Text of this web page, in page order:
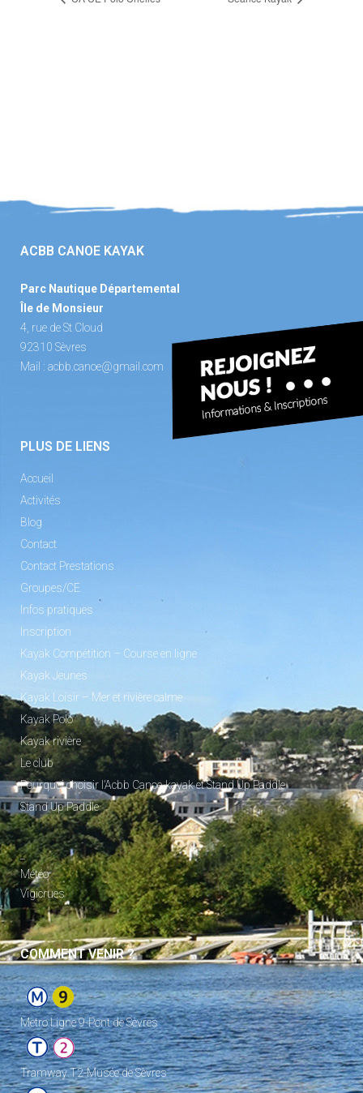
ACBB CANOE KAYAK
Parc Nautique Départemental
Île de Monsieur
4, rue de St Cloud
92310 Sèvres
Mail : acbb.canoe@gmail.com
PLUS DE LIENS
Accueil
Activités
Blog
Contact
Contact Prestations
Groupes/CE
Infos pratiques
Inscription
Kayak Compétition – Course en ligne
Kayak Jeunes
Kayak Loisir – Mer et rivière calme
Kayak Polo
Kayak rivière
Le club
Pourquoi choisir l’Acbb Canoe-kayak et Stand Up Paddle
Stand Up Paddle
_
Météo
Vigicrues
COMMENT VENIR ?
Metro Ligne 9-Pont de Sèvres
Tramway T2-Musée de Sèvres